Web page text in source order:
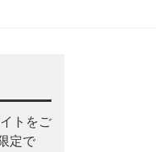
トをご
定で